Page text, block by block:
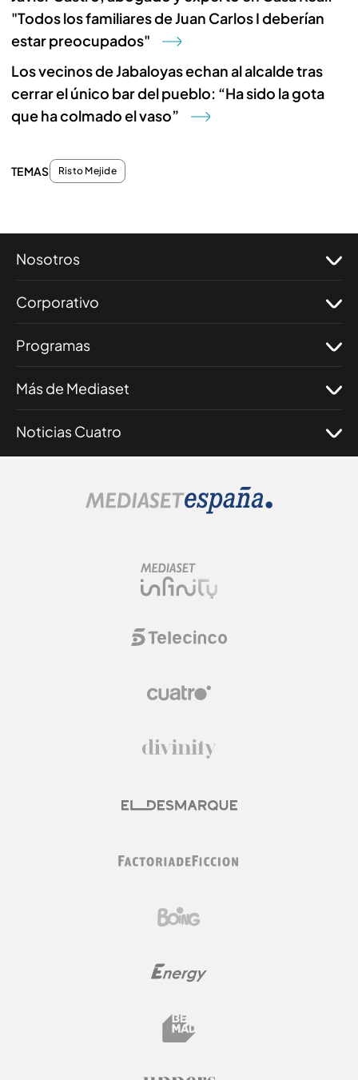
"Todos los familiares de Juan Carlos I deberían
estar preocupados"
Los vecinos de Jabaloyas echan al alcalde tras
cerrar el único bar del pueblo: “Ha sido la gota
que ha colmado el vaso”
TEMAS Risto Mejide
Nosotros
Corporativo
Programas
Más de Mediaset
Noticias Cuatro